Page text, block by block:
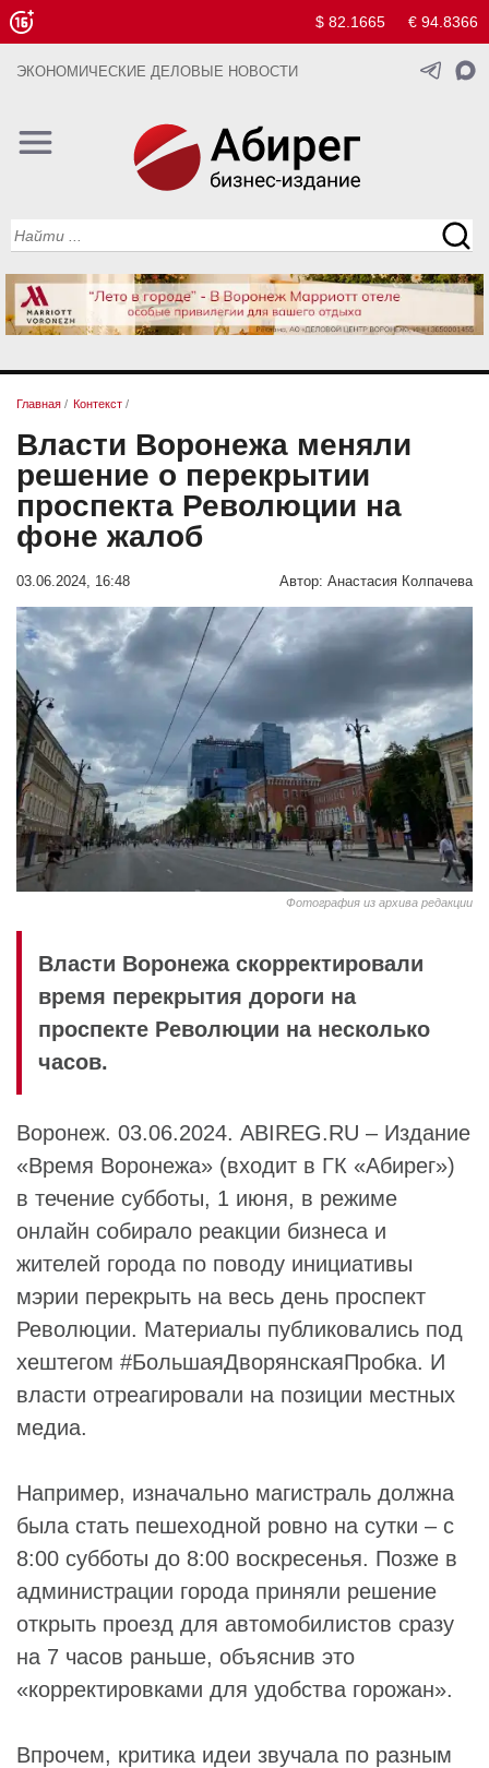
$ 82.1665 € 94.8366
ЭКОНОМИЧЕСКИЕ ДЕЛОВЫЕ НОВОСТИ
Главная / Контекст /
Власти Воронежа меняли
решение о перекрытии
проспекта Революции на
фоне жалоб
03.06.2024, 16:48 Автор: Анастасия Колпачева
Фотография из архива редакции
Власти Воронежа скорректировали
время перекрытия дороги на
проспекте Революции на несколько
часов.
Воронеж. 03.06.2024. ABIREG.RU – Издание
«Время Воронежа» (входит в ГК «Абирег»)
в течение субботы, 1 июня, в режиме
онлайн собирало реакции бизнеса и
жителей города по поводу инициативы
мэрии перекрыть на весь день проспект
Революции. Материалы публиковались под
хештегом #БольшаяДворянскаяПробка. И
власти отреагировали на позиции местных
медиа.
Например, изначально магистраль должна
была стать пешеходной ровно на сутки – с
8:00 субботы до 8:00 воскресенья. Позже в
администрации города приняли решение
открыть проезд для автомобилистов сразу
на 7 часов раньше, объяснив это
«корректировками для удобства горожан».
Впрочем, критика идеи звучала по разным